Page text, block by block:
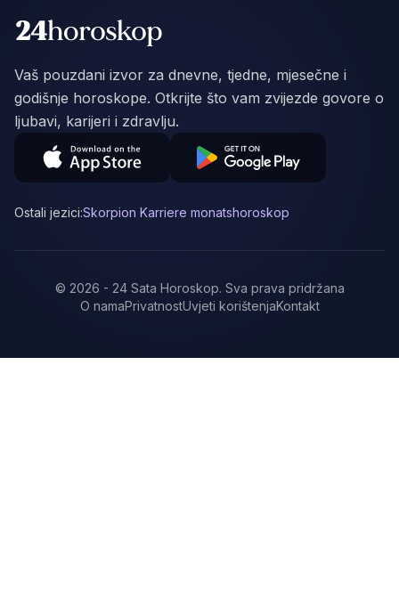
Vaš pouzdani izvor za dnevne, tjedne, mjesečne i
godišnje horoskope. Otkrijte što vam zvijezde govore o
ljubavi, karijeri i zdravlju.
Ostali jezici:Skorpion Karriere monatshoroskop
© 2026 - 24 Sata Horoskop. Sva prava pridržana
O namaPrivatnostUvjeti korištenjaKontakt